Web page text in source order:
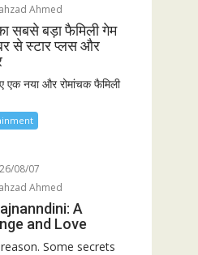
Ahmed
सबसे बड़ा फैमिली गेम
से स्टार प्लस और
एक नया और रोमांचक फैमिली
08/07
Ahmed
A
and Love
Some secrets